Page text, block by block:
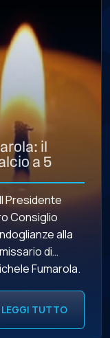
il
a 5
Presidente
Consiglio
alla
di
Fumarola.
LEGGI TUTTO